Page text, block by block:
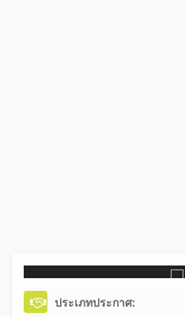
ประเภทประกาศ: